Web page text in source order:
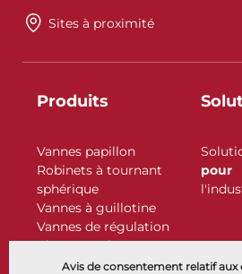
Avis de consentement relatif aux
Sites à proximité
Produits
Vannes papillon
Robinets à tournant
sphérique
Vannes à guillotine
Vannes de régulation
Clapets antiretour
Actionneurs
pour